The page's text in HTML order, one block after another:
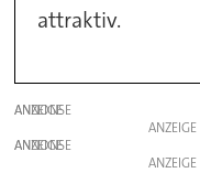
attraktiv.
ANZEIGE
ANZEIGE
ANZEIGE
ANZEIGE